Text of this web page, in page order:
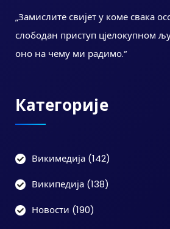
„Замислите свијет у коме свака
слободан приступ цјелокупном
оно на чему ми радимо.“
Категорије
Викимедија (142)
Википедија (138)
Новости (190)